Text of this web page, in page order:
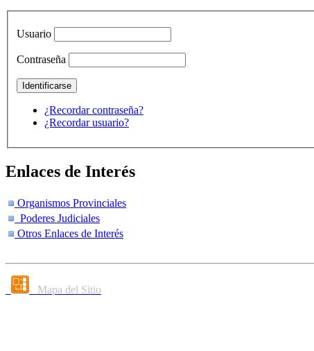
Usuario
Contraseña
¿Recordar contraseña?
¿Recordar usuario?
Enlaces de Interés
Organismos Provinciales
Poderes Judiciales
Otros Enlaces de Interés
Mapa del Sitio